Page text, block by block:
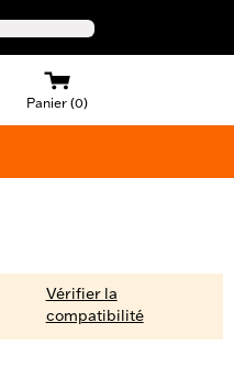
Panier (0)
Vérifier la
compatibilité